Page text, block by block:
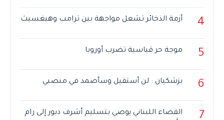
4 أزمة الذخائر تشعل مواجهة بين ترامب وهيغسيث
5 موجة حر قياسية تضرب أوروبا
6 بزشكيان : لن أستقيل وسأصمد في منصبي
7 القضاء اللبناني يوصي بتسليم أشرف دبور إلى رام